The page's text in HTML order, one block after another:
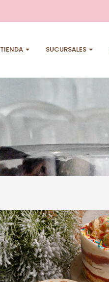
TIENDA SUCURSALES